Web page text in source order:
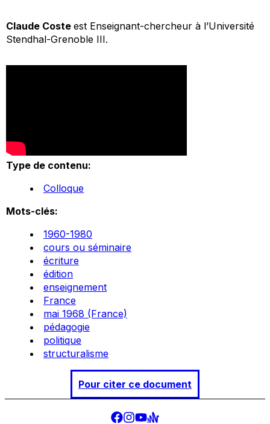
Claude Coste est Enseignant-chercheur à l’Université
Stendhal-Grenoble III.
Type de contenu:
Colloque
Mots-clés:
1960-1980
cours ou séminaire
écriture
édition
enseignement
France
mai 1968 (France)
pédagogie
politique
structuralisme
Pour citer ce document